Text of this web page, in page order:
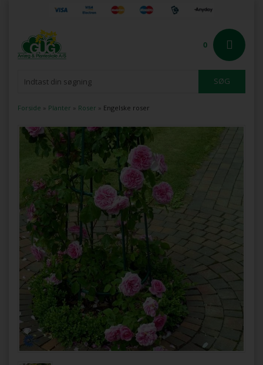
0
Forside » Planter » Roser » Engelske roser